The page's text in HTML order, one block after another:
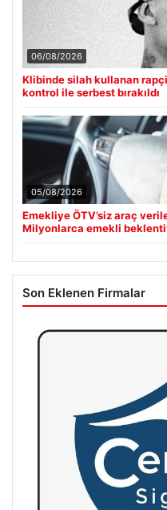
06/08/2026
Klibinde silah kullanan
kontrol ile serbest bırakıldı
05/08/2026
Emekliye ÖTV’siz araç
Milyonlarca emekli
Son Eklenen Firmalar